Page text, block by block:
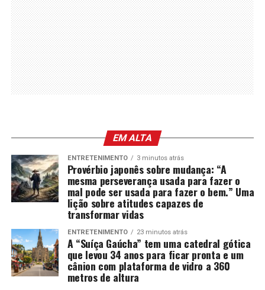
EM ALTA
ENTRETENIMENTO 3 minutos atrás
Provérbio japonês sobre mudança: “A
mesma perseverança usada para fazer o
mal pode ser usada para fazer o bem.” Uma
lição sobre atitudes capazes de
transformar vidas
ENTRETENIMENTO 23 minutos atrás
A “Suíça Gaúcha” tem uma catedral gótica
que levou 34 anos para ficar pronta e um
cânion com plataforma de vidro a 360
metros de altura